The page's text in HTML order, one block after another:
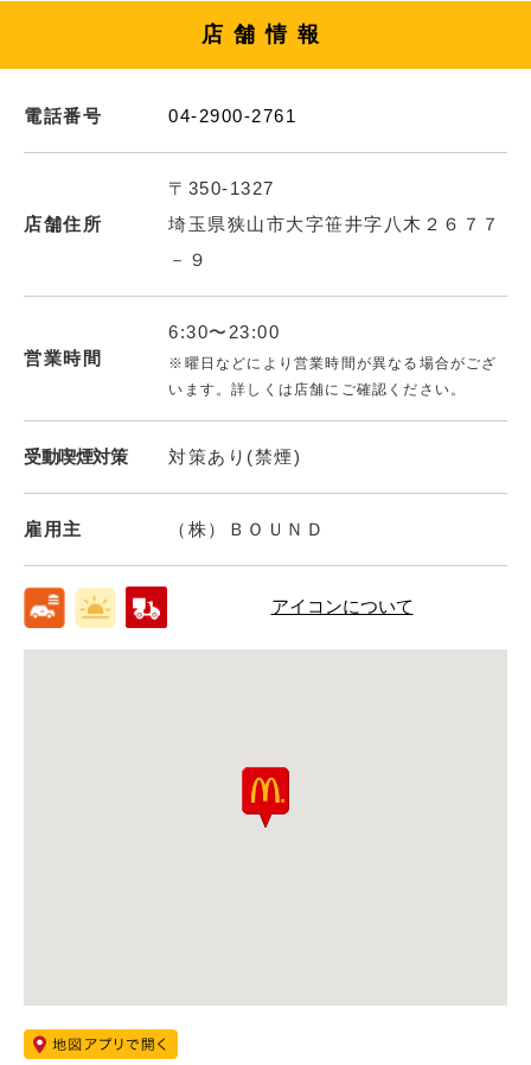
店舗情報
電話番号 04-2900-2761
店舗住所
〒350-1327
埼玉県狭山市大字笹井字八木２６７７
－９
営業時間
6:30〜23:00
※曜日などにより営業時間が異なる場合がござ
います。詳しくは店舗にご確認ください。
受動喫煙対策 対策あり(禁煙)
雇用主 （株）ＢＯＵＮＤ
アイコンについて